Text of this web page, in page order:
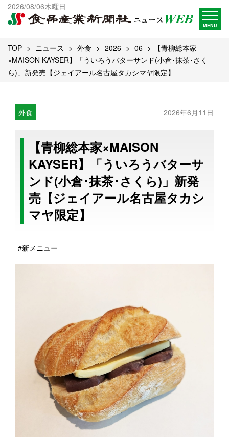
2026/08/06木曜日
MENU
出版物一覧へ
試読・購読申し込み
TOP ニュース 外食 2026 06
【青柳総本家
×MAISON KAYSER】「ういろうバターサンド(小倉･抹茶･さく
ら)」新発売【ジェイアール名古屋タカシマヤ限定】
外食 2026年6月11日
【青柳総本家×MAISON
KAYSER】「ういろうバターサ
ンド(小倉･抹茶･さくら)」新発
売【ジェイアール名古屋タカシ
マヤ限定】
#新メニュー